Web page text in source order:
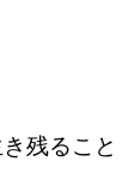
残ること